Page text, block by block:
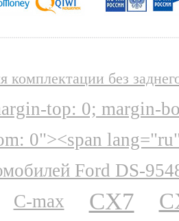
комплектации без
top: 0; margin-
0"><span
Ford DS-
C-max CX7